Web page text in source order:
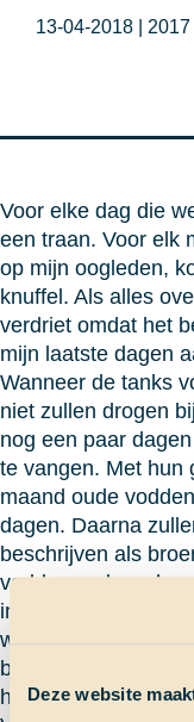
Deze website
13-04-2018 |
Voor elke dag die
een traan. Voor elk
op mijn oogleden,
knuffel. Als alles
verdriet omdat het
mijn laatste dagen
Wanneer de tanks
niet zullen drogen
nog een paar
te vangen. Met hun
maand oude
dagen. Daarna
beschrijven als
vodden verbrand
in de maskers die
we zelf die tranen
biologische
het begin van het